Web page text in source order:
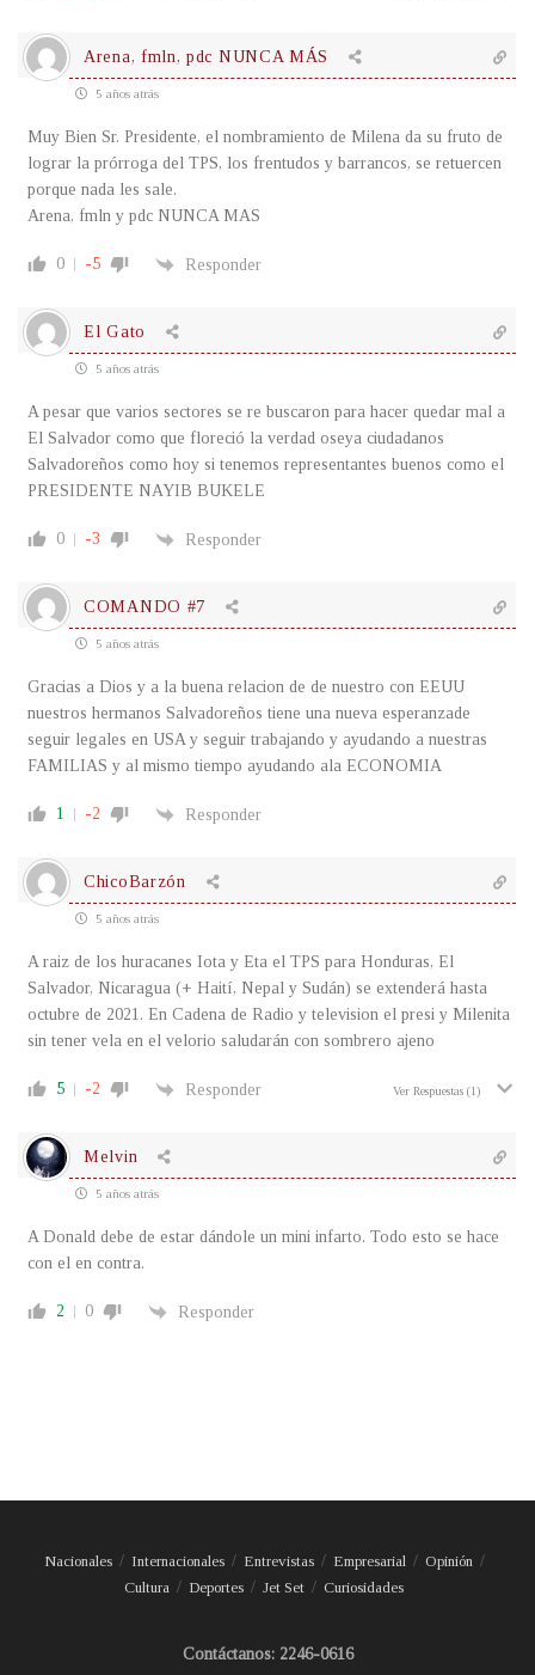
Arena, fmln, pdc NUNCA MÁS
5 años atrás
Muy Bien Sr. Presidente, el nombramiento de Milena da su fruto de
lograr la prórroga del TPS, los frentudos y barrancos, se retuercen
porque nada les sale.
Arena, fmln y pdc NUNCA MAS
0 -5 Responder
El Gato
5 años atrás
A pesar que varios sectores se re buscaron para hacer quedar mal a
El Salvador como que floreció la verdad oseya ciudadanos
Salvadoreños como hoy si tenemos representantes buenos como el
PRESIDENTE NAYIB BUKELE
0 -3 Responder
COMANDO #7
5 años atrás
Gracias a Dios y a la buena relacion de de nuestro con EEUU
nuestros hermanos Salvadoreños tiene una nueva esperanzade
seguir legales en USA y seguir trabajando y ayudando a nuestras
FAMILIAS y al mismo tiempo ayudando ala ECONOMIA
1 -2 Responder
ChicoBarzón
5 años atrás
A raiz de los huracanes Iota y Eta el TPS para Honduras, El
Salvador, Nicaragua (+ Haití, Nepal y Sudán) se extenderá hasta
octubre de 2021. En Cadena de Radio y television el presi y Milenita
sin tener vela en el velorio saludarán con sombrero ajeno
5 -2 Responder Ver Respuestas (1)
Melvin
5 años atrás
A Donald debe de estar dándole un mini infarto. Todo esto se hace
con el en contra.
2 0 Responder
Nacionales Internacionales Entrevistas Empresarial
Opinión
Cultura
Deportes Jet Set Curiosidades
Contáctanos: 2246-0616